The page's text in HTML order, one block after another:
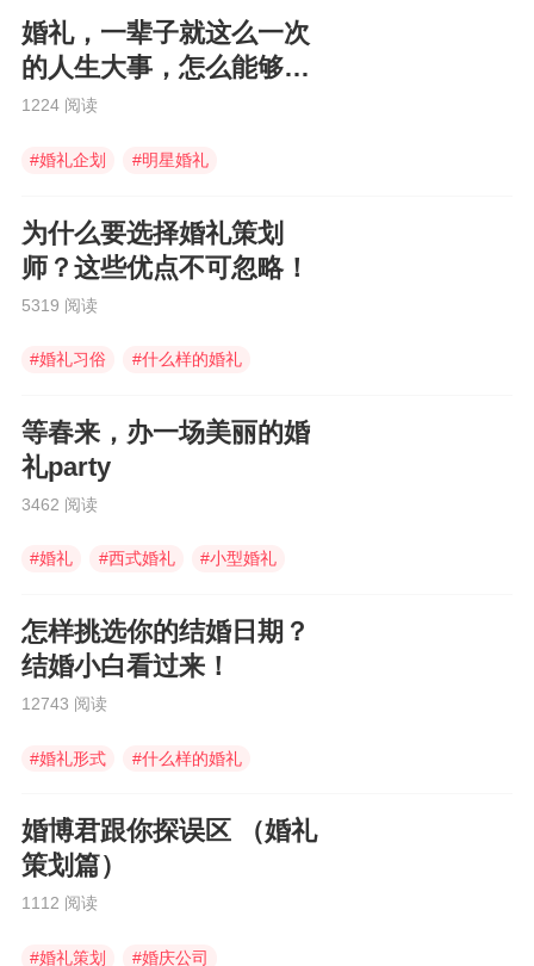
婚礼，一辈子就这么一次
的人生大事，怎么能够
输？
1224 阅读
#婚礼企划 #明星婚礼
为什么要选择婚礼策划
师？这些优点不可忽略！
5319 阅读
#婚礼习俗 #什么样的婚礼
等春来，办一场美丽的婚
礼party
3462 阅读
#婚礼 #西式婚礼 #小型婚礼
怎样挑选你的结婚日期？
结婚小白看过来！
12743 阅读
#婚礼形式 #什么样的婚礼
婚博君跟你探误区 （婚礼
策划篇）
1112 阅读
#婚礼策划 #婚庆公司